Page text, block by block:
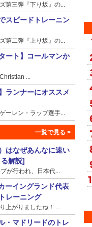
第三弾『下り坂』の...
スピードトレーニン
第二弾『上り坂』の...
ート】コールマンか
...
ランナーにオススメ
ーレン・ラップ選手...
はなぜあんなに速い
解説]
が行われ、日本代...
ーイングランド代表
レーニング
上がりましたね！ ...
・マドリードのトレ